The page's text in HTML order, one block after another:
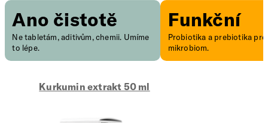
Ano čistotě
Ne tabletám, aditivům, chemii. Umíme
to lépe.
Funkční
Probiotika a prebiotika pro
mikrobiom.
Kurkumin extrakt 50 ml